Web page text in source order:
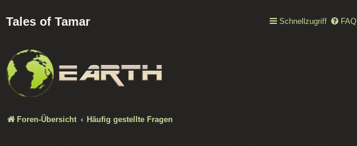
Tales of Tamar Schnellzugriff FAQ
Foren-Übersicht Häufig gestellte Fragen